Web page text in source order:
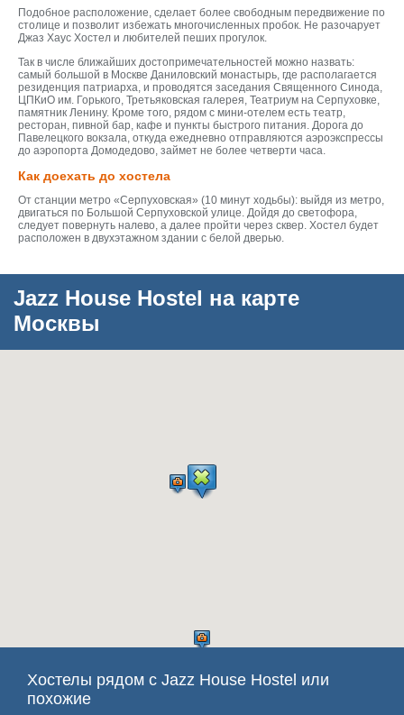
Подобное расположение, сделает более свободным передвижение по
столице и позволит избежать многочисленных пробок. Не разочарует
Джаз Хаус Хостел и любителей пеших прогулок.
Так в числе ближайших достопримечательностей можно назвать:
самый большой в Москве Даниловский монастырь, где располагается
резиденция патриарха, и проводятся заседания Священного Синода,
ЦПКиО им. Горького, Третьяковская галерея, Театриум на Серпуховке,
памятник Ленину. Кроме того, рядом с мини-отелем есть театр,
ресторан, пивной бар, кафе и пункты быстрого питания. Дорога до
Павелецкого вокзала, откуда ежедневно отправляются аэроэкспрессы
до аэропорта Домодедово, займет не более четверти часа.
Как доехать до хостела
От станции метро «Серпуховская» (10 минут ходьбы): выйдя из метро,
двигаться по Большой Серпуховской улице. Дойдя до светофора,
следует повернуть налево, а далее пройти через сквер. Хостел будет
расположен в двухэтажном здании с белой дверью.
Jazz House Hostel на карте
Москвы
Хостелы рядом с Jazz House Hostel или
похожие